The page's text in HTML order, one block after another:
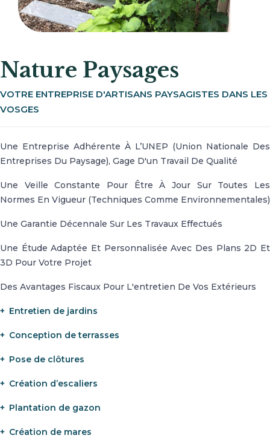
Nature Paysages
VOTRE ENTREPRISE D'ARTISANS PAYSAGISTES DANS LES
VOSGES
Une Entreprise Adhérente À L’UNEP (Union Nationale Des
Entreprises Du Paysage), Gage D'un Travail De Qualité
Une Veille Constante Pour Être À Jour Sur Toutes Les
Normes En Vigueur (techniques Comme Environnementales)
Une Garantie Décennale Sur Les Travaux Effectués
Une Étude Adaptée Et Personnalisée Avec Des Plans 2D Et
3D Pour Votre Projet
Des Avantages Fiscaux Pour L'entretien De Vos Extérieurs
Entretien de jardins
Conception de terrasses
Pose de clôtures
Création d’escaliers
Plantation de gazon
Création de mares